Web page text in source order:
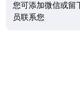
您可添加微信或留
员联系您